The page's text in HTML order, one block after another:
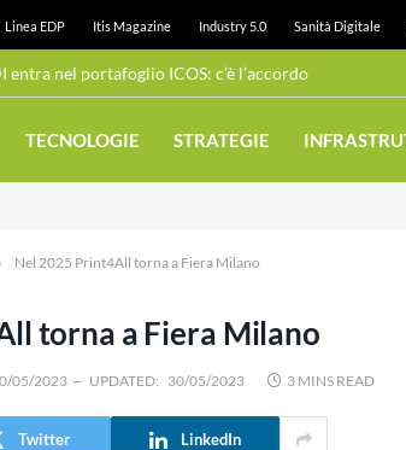
Linea EDP Itis Magazine Industry 5.0 Sanità Digitale
entra nel portafoglio ICOS: c’è l’accordo
TECNOLOGIE STRATEGIE
Nel 2025 Print4All torna a Fiera Milano
torna a Fiera Milano
05/2023 UPDATED: 30/05/2023 3 MINS READ
Twitter LinkedIn